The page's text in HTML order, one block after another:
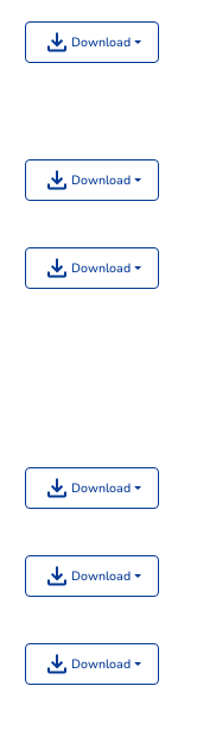
Download
Download
Download
Download
Download
Download